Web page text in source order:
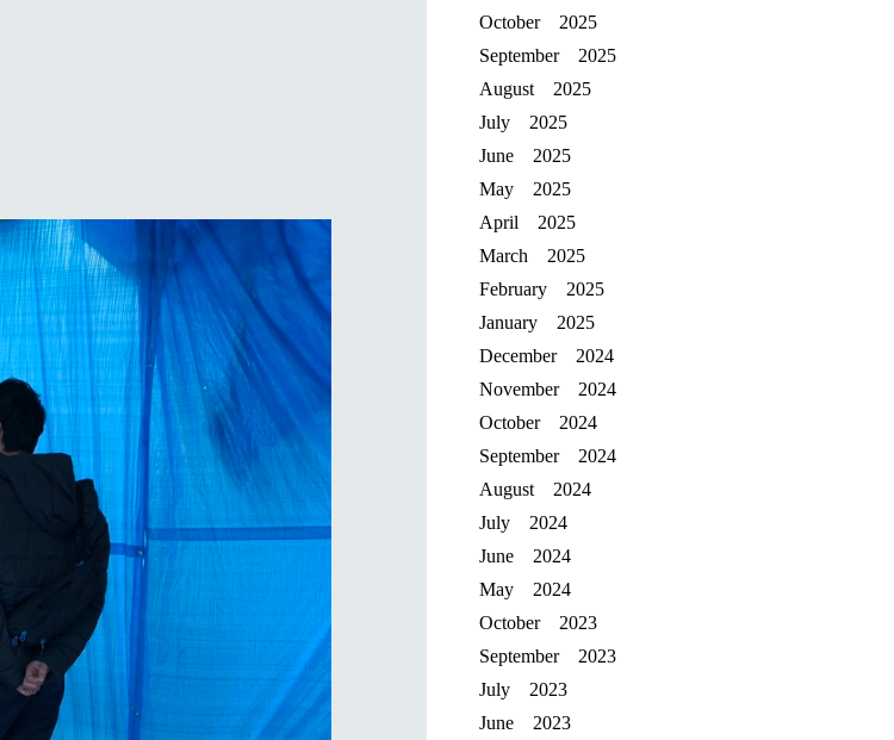
October 2025
September 2025
August 2025
July 2025
June 2025
May 2025
April 2025
March 2025
February 2025
January 2025
December 2024
November 2024
October 2024
September 2024
August 2024
July 2024
June 2024
May 2024
October 2023
September 2023
July 2023
June 2023